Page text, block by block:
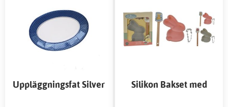
Uppläggningsfat Silver
Silikon Bakset med